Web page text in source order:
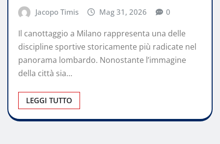
Jacopo Timis Mag 31, 2026 0
Il canottaggio a Milano rappresenta una delle
discipline sportive storicamente più radicate nel
panorama lombardo. Nonostante l’immagine
della città sia…
LEGGI TUTTO